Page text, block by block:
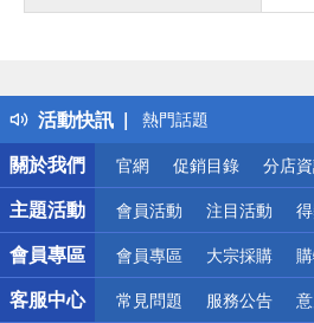
活動快訊
得獎公告
熱門話題
銀行優惠
偏遠地區配送
詐騙網頁！請小心！
關於我們
官網 促銷目錄 分店
主題活動 會員活動 注目活動
會員專區 會員專區 大宗採購
客服中心 常見問題 服務公告